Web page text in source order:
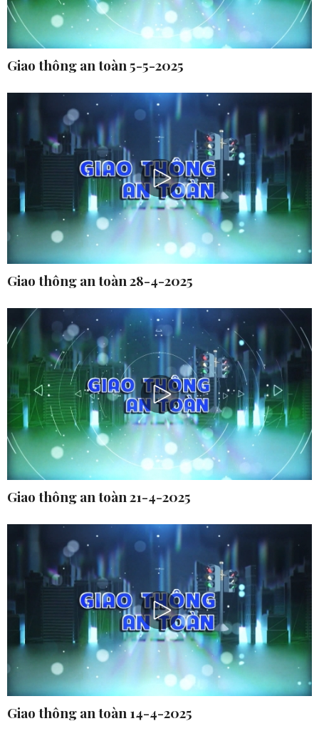
Giao thông an toàn 5-5-2025
Giao thông an toàn 28-4-2025
Giao thông an toàn 21-4-2025
Giao thông an toàn 14-4-2025